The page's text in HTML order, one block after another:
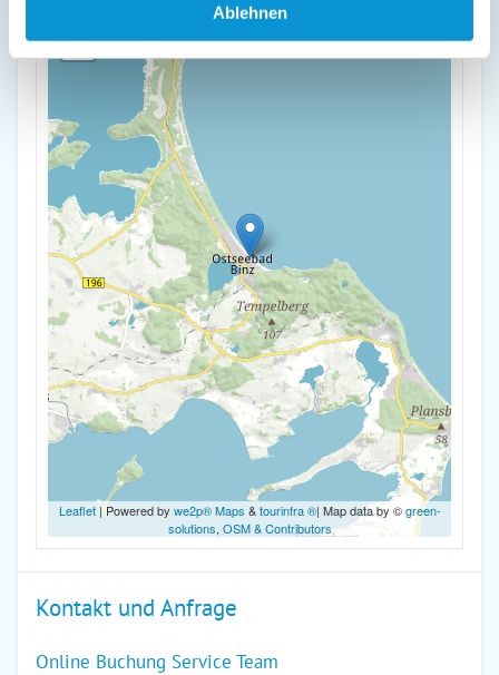
Ablehnen
-
Leaflet| Powered by we2p® Maps &tourinfra ®| Map data by ©green-
solutions, OSM & Contributors
Kontakt und Anfrage
Online Buchung Service Team